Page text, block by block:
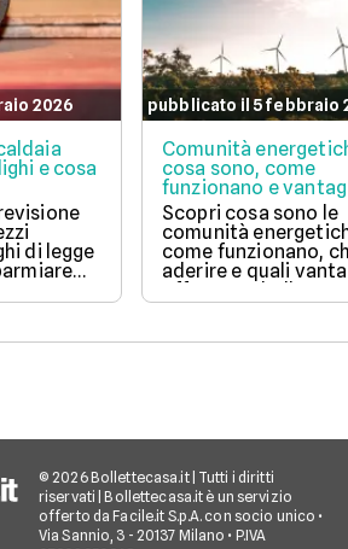
2026
e cosa
di legge
pubblicato il 5 febbraio
Comunità
cosa sono, come
funzionano e
Scopri cosa sono le
comunità
come funzionano,
aderire e quali
offrono su bolletta e
sostenibilità.
© 2026 Bollettecasa.it | Tutti i diritti
riservati | Bollettecasa.it è un servizio
offerto da Facile.it S.p.A. con socio unico •
Via Sannio, 3 - 20137 Milano • P.IVA